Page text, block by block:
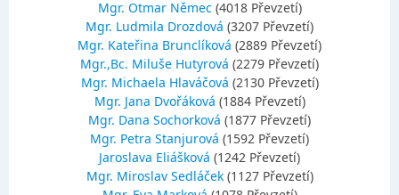
Mgr. Otmar Němec (4018 Převzetí)
Mgr. Ludmila Drozdová (3207 Převzetí)
Mgr. Kateřina Brunclíková (2889 Převzetí)
Mgr.,Bc. Miluše Hutyrová (2279 Převzetí)
Mgr. Michaela Hlaváčová (2130 Převzetí)
Mgr. Jana Dvořáková (1884 Převzetí)
Mgr. Dana Sochorková (1877 Převzetí)
Mgr. Petra Stanjurová (1592 Převzetí)
Jaroslava Eliášková (1242 Převzetí)
Mgr. Miroslav Sedláček (1127 Převzetí)